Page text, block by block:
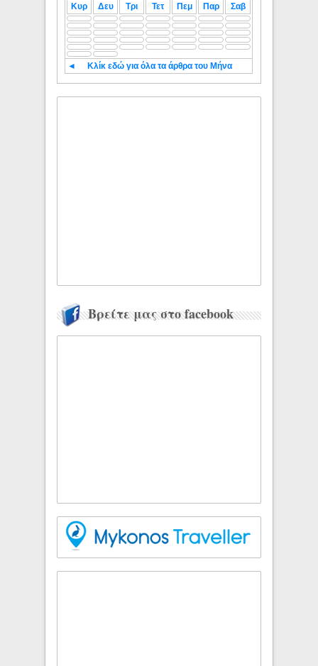
Κυρ Δευ Τρι Τετ Πεμ Παρ Σαβ
◄ Κλίκ εδώ για όλα τα άρθρα του Μήνα
Βρείτε μας στο facebook